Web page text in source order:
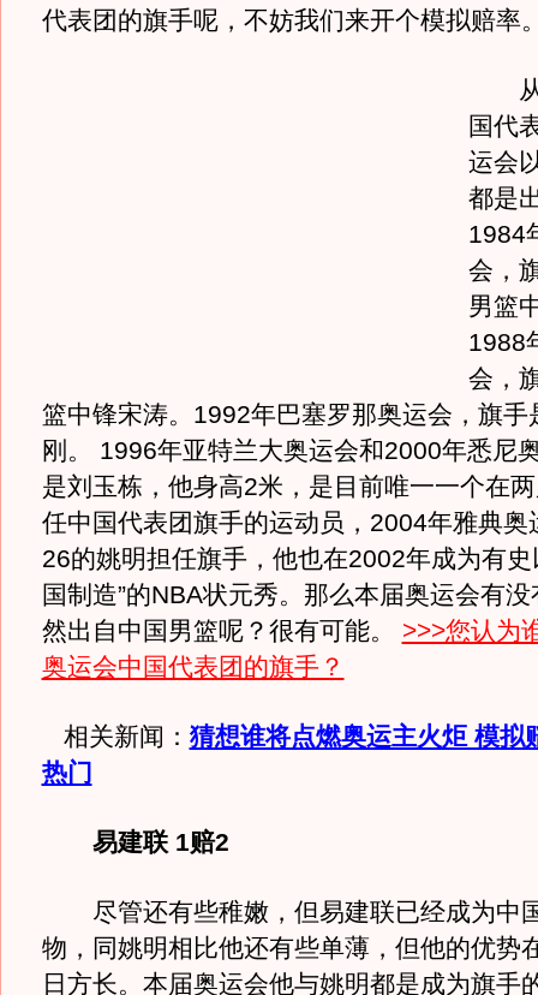
代表团的旗手呢，不妨我们来开个模拟赔率
从
国代
运会
都是
1984
会，
男篮
1988
会，
篮中锋宋涛。1992年巴塞罗那奥运会，旗手
刚。 1996年亚特兰大奥运会和2000年悉尼
是刘玉栋，他身高2米，是目前唯一一个在
任中国代表团旗手的运动员，2004年雅典奥
26的姚明担任旗手，他也在2002年成为有史
国制造”的NBA状元秀。那么本届奥运会有
然出自中国男篮呢？很有可能。 >>>您认为
奥运会中国代表团的旗手？
相关新闻： 猜想谁将点燃奥运主火炬 模拟
热门
易建联 1赔2
尽管还有些稚嫩，但易建联已经成为中
物，同姚明相比他还有些单薄，但他的优势
日方长。本届奥运会他与姚明都是成为旗手